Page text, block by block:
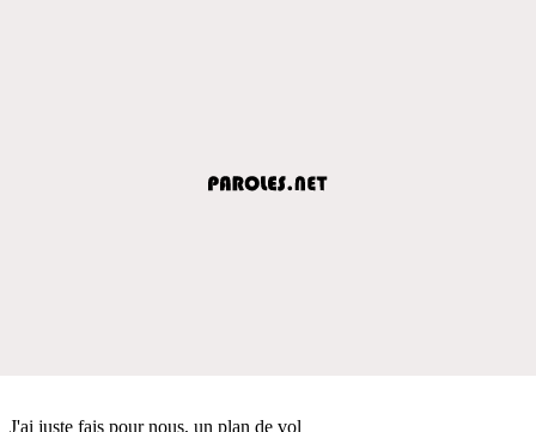
J'ai juste fais pour nous, un plan de vol